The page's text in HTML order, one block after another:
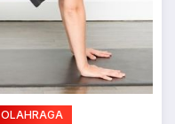
OLAHRAGA